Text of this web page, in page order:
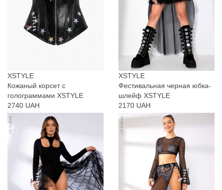
XSTYLE
Кожаный корсет с
голограммами XSTYLE
2740 UAH
XSTYLE
Фестивальная черная юбка-
шлейф XSTYLE
2170 UAH